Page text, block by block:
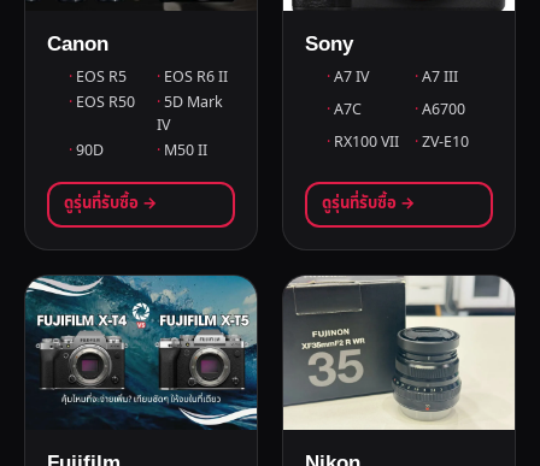
Canon
EOS R5
EOS R6 II
EOS R50
5D Mark
IV
90D
M50 II
ดูรุ่นที่รับซื้อ →
Sony
A7 IV
A7 III
A7C
A6700
RX100 VII
ZV-E10
ดูรุ่นที่รับซื้อ →